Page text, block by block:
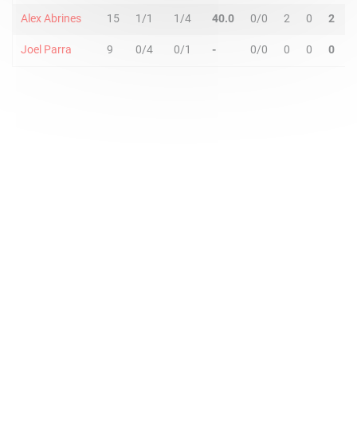
Alex Abrines 15 1/1 1/4 40.0 0/0 2 0 2
Joel Parra 9 0/4 0/1 - 0/0 0 0 0